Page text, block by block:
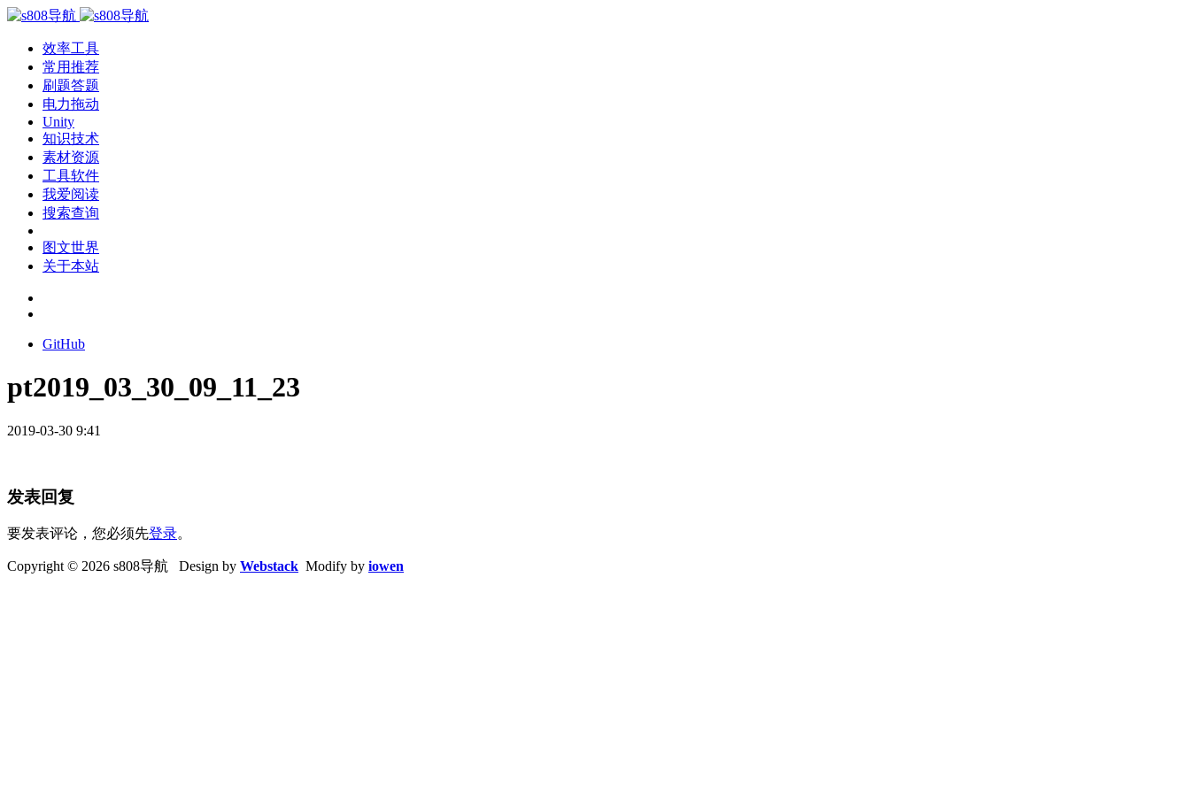
效率工具
常用推荐
刷题答题
电力拖动
Unity
知识技术
素材资源
工具软件
我爱阅读
搜索查询
图文世界
关于本站
GitHub
pt2019_03_30_09_11_23
2019-03-30 9:41
发表回复
要发表评论，您必须先登录。
Copyright © 2026 s808导航 Design by Webstack Modify by iowen